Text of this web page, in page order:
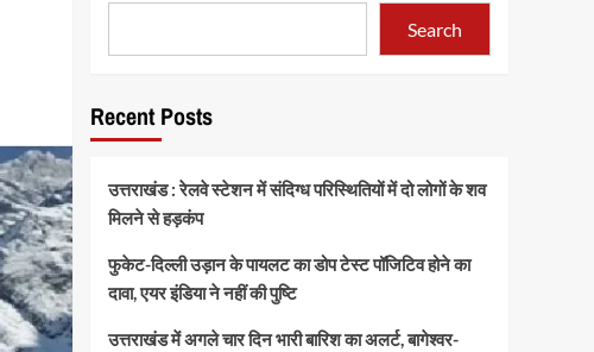
Search
Recent Posts
उत्तराखंड : रेलवे स्टेशन में संदिग्ध परिस्थितियों में दो लोगों के शव
मिलने से हड़कंप
फुकेट-दिल्ली उड़ान के पायलट का डोप टेस्ट पॉजिटिव होने का
दावा, एयर इंडिया ने नहीं की पुष्टि
उत्तराखंड में अगले चार दिन भारी बारिश का अलर्ट, बागेश्वर-